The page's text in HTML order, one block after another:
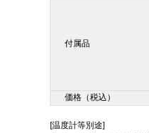
付属品
価格（税込）
[温度計等別途]